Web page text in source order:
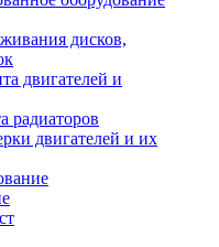
дисков,
двигателей и
радиаторов
двигателей и их